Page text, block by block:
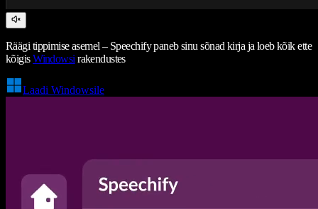
Räägi tippimise asemel – Speechify paneb sinu sõnad kirja ja loeb kõik ette
kõigisWindowsi rakendustes
Laadi Windowsile